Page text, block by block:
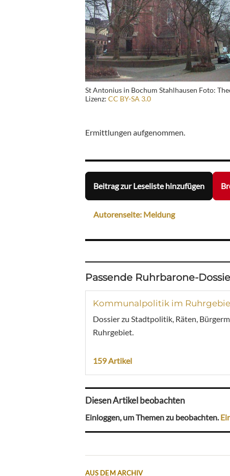
St Antonius in Bochum Stahlhausen Foto:
Lizenz: CC BY-SA 3.0
Ermittlungen aufgenommen.
Beitrag zur Leseliste hinzufügen
Autorenseite: Meldung
Passende Ruhrbarone-
Kommunalpolitik im
Dossier zu Stadtpolitik, Räten,
Ruhrgebiet.
159 Artikel
Diesen Artikel beobachten
Einloggen, um Themen zu beobachten.
AUS DEM ARCHIV